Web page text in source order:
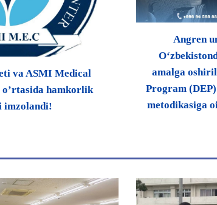
va ASMI Medical
o’rtasida hamkorlik
imzolandi!
Angren
amalga
Program
metodikasiga